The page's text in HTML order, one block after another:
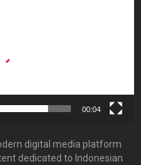
00:04
digital media platform
dedicated to Indonesian